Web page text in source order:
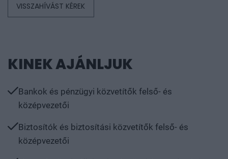
VISSZAHÍVÁST KÉREK
KINEK AJÁNLJUK
Bankok és pénzügyi közvetítők felső- és
középvezetői
Biztosítók és biztosítási közvetítők felső- és
középvezetői